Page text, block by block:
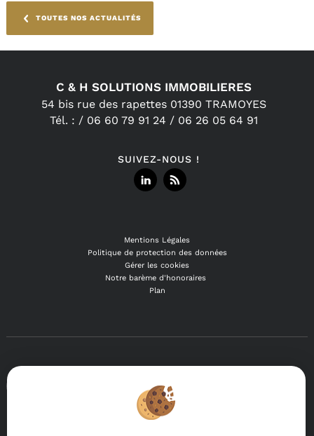
TOUTES NOS ACTUALITÉS
C & H SOLUTIONS IMMOBILIERES
54 bis rue des rapettes 01390 TRAMOYES
Tél. : / 06 60 79 91 24 / 06 26 05 64 91
SUIVEZ-NOUS !
Mentions Légales
Politique de protection des données
Gérer les cookies
Notre barème d'honoraires
Plan
votre PC, votre tablette ou votre smartphone, notre site
s'adapte automatiquement aux différents types d'écrans